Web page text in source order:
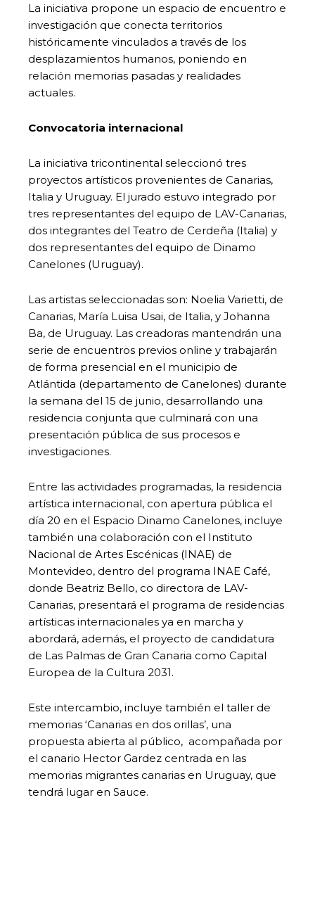
La iniciativa propone un espacio de encuentro e
investigación que conecta territorios
históricamente vinculados a través de los
desplazamientos humanos, poniendo en
relación memorias pasadas y realidades
actuales.
Convocatoria internacional
La iniciativa tricontinental seleccionó tres
proyectos artísticos provenientes de Canarias,
Italia y Uruguay. El jurado estuvo integrado por
tres representantes del equipo de LAV-Canarias,
dos integrantes del Teatro de Cerdeña (Italia) y
dos representantes del equipo de Dinamo
Canelones (Uruguay).
Las artistas seleccionadas son: Noelia Varietti, de
Canarias, María Luisa Usai, de Italia, y Johanna
Ba, de Uruguay. Las creadoras mantendrán una
serie de encuentros previos online y trabajarán
de forma presencial en el municipio de
Atlántida (departamento de Canelones) durante
la semana del 15 de junio, desarrollando una
residencia conjunta que culminará con una
presentación pública de sus procesos e
investigaciones.
Entre las actividades programadas, la residencia
artística internacional, con apertura pública el
día 20 en el Espacio Dinamo Canelones, incluye
también una colaboración con el Instituto
Nacional de Artes Escénicas (INAE) de
Montevideo, dentro del programa INAE Café,
donde Beatriz Bello, co directora de LAV-
Canarias, presentará el programa de residencias
artísticas internacionales ya en marcha y
abordará, además, el proyecto de candidatura
de Las Palmas de Gran Canaria como Capital
Europea de la Cultura 2031.
Este intercambio, incluye también el taller de
memorias ‘Canarias en dos orillas’, una
propuesta abierta al público, acompañada por
el canario Hector Gardez centrada en las
memorias migrantes canarias en Uruguay, que
tendrá lugar en Sauce.